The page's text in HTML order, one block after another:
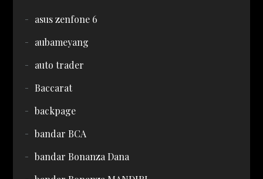
asus zenfone 6
aubameyang
auto trader
Baccarat
backpage
bandar BCA
bandar Bonanza Dana